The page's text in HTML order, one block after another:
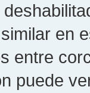
en
entre
puede